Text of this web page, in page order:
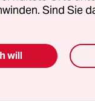
sind
über den
Sind Sie
will